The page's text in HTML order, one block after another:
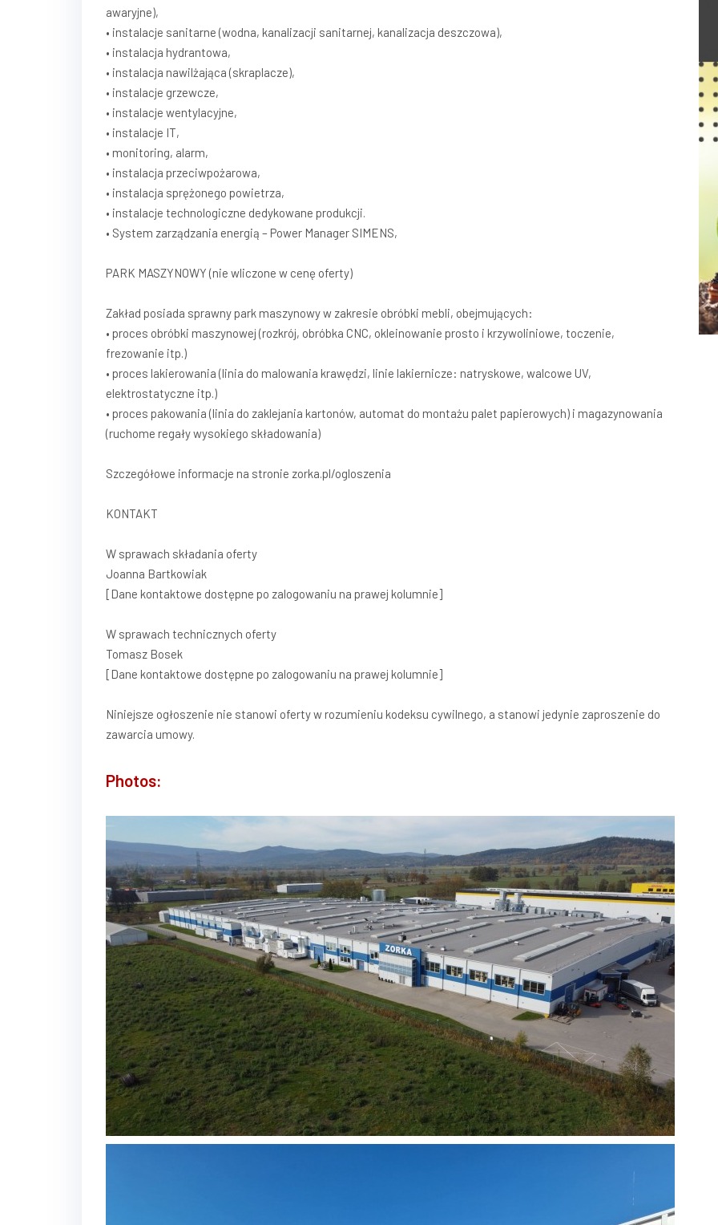
awaryjne),
• instalacje sanitarne (wodna, kanalizacji sanitarnej, kanalizacja deszczowa),
• instalacja hydrantowa,
• instalacja nawilżająca (skraplacze),
• instalacje grzewcze,
• instalacje wentylacyjne,
• instalacje IT,
• monitoring, alarm,
• instalacja przeciwpożarowa,
• instalacja sprężonego powietrza,
• instalacje technologiczne dedykowane produkcji.
• System zarządzania energią – Power Manager SIMENS,
PARK MASZYNOWY (nie wliczone w cenę oferty)
Zakład posiada sprawny park maszynowy w zakresie obróbki mebli, obejmujących:
• proces obróbki maszynowej (rozkrój, obróbka CNC, okleinowanie prosto i krzywoliniowe, toczenie,
frezowanie itp.)
• proces lakierowania (linia do malowania krawędzi, linie lakiernicze: natryskowe, walcowe UV,
elektrostatyczne itp.)
• proces pakowania (linia do zaklejania kartonów, automat do montażu palet papierowych) i magazynowania
(ruchome regały wysokiego składowania)
Szczegółowe informacje na stronie zorka.pl/ogloszenia
KONTAKT
W sprawach składania oferty
Joanna Bartkowiak
[Dane kontaktowe dostępne po zalogowaniu na prawej kolumnie]
W sprawach technicznych oferty
Tomasz Bosek
[Dane kontaktowe dostępne po zalogowaniu na prawej kolumnie]
Niniejsze ogłoszenie nie stanowi oferty w rozumieniu kodeksu cywilnego, a stanowi jedynie zaproszenie do
zawarcia umowy.
Photos: